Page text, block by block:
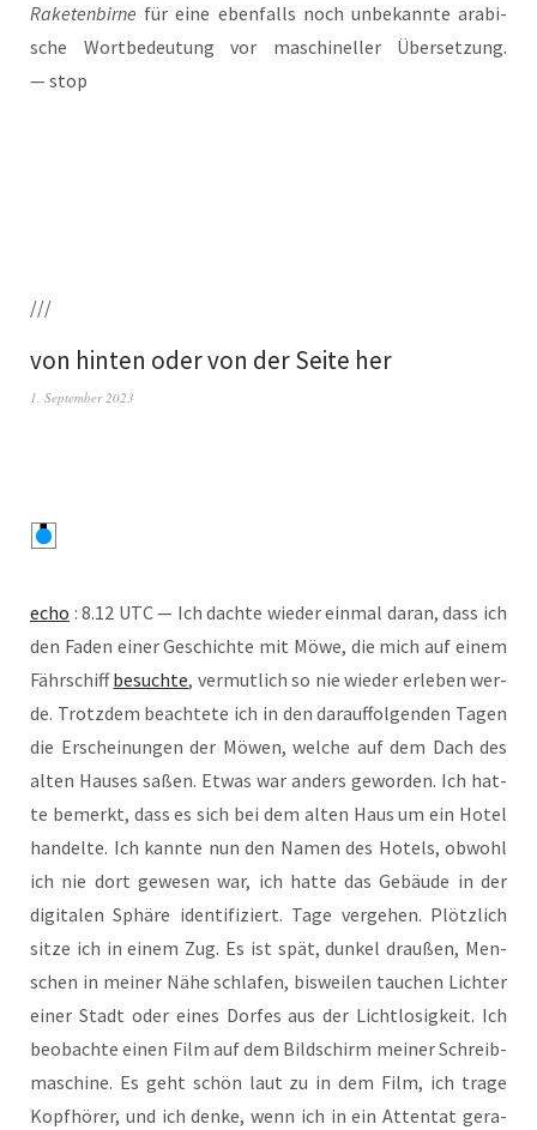
Rake­ten­bir­ne für eine eben­falls noch unbe­kann­te ara­bi­
sche Wort­be­deu­tung vor maschi­nel­ler Über­set­zung.
— stop
///
von hinten oder von der Seite her
1. September 2023
echo : 8.12 UTC — Ich dach­te wie­der ein­mal dar­an, dass ich
den Faden einer Geschich­te mit Möwe, die mich auf einem
Fähr­schiffbesuch­te, ver­mut­lich so nie wie­der erle­ben wer­
de. Trotz­dem beach­te­te ich in den dar­auf­fol­gen­den Tagen
die Erschei­nun­gen der Möwen, wel­che auf dem Dach des
alten Hau­ses saßen. Etwas war anders gewor­den. Ich hat­
te bemerkt, dass es sich bei dem alten Haus um ein Hotel
han­del­te. Ich kann­te nun den Namen des Hotels, obwohl
ich nie dort gewe­sen war, ich hat­te das Gebäu­de in der
digi­ta­len Sphä­re iden­ti­fi­ziert. Tage ver­ge­hen. Plötz­lich
sit­ze ich in einem Zug. Es ist spät, dun­kel drau­ßen, Men­
schen in mei­ner Nähe schla­fen, bis­wei­len tau­chen Lich­ter
einer Stadt oder eines Dor­fes aus der Licht­lo­sig­keit. Ich
beob­ach­te einen Film auf dem Bild­schirm mei­ner Schreib­
ma­schi­ne. Es geht schön laut zu in dem Film, ich tra­ge
Kopf­hö­rer, und ich den­ke, wenn ich in ein Atten­tat gera­